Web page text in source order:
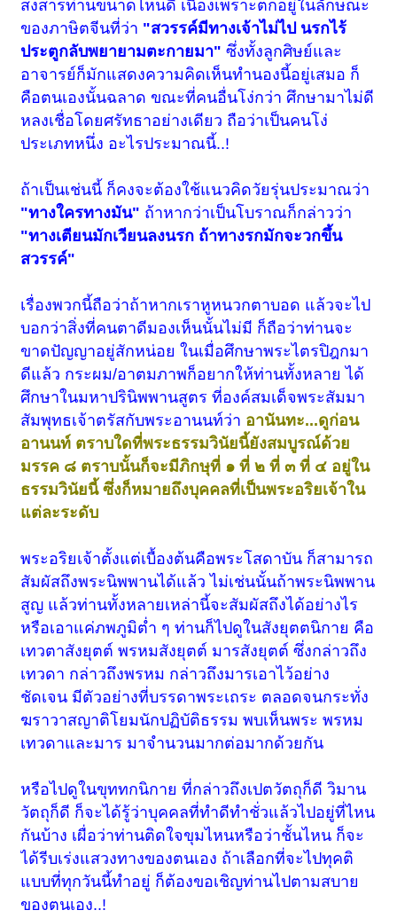
สงสารท่านขนาดไหนดี เนื่องเพราะตกอยู่ในลักษณะ
ของภาษิตจีนที่ว่า "สวรรค์มีทางเจ้าไม่ไป นรกไร้
ประตูกลับพยายามตะกายมา" ซึ่งทั้งลูกศิษย์และ
อาจารย์ก็มักแสดงความคิดเห็นทำนองนี้อยู่เสมอ ก็
คือตนเองนั้นฉลาด ขณะที่คนอื่นโง่กว่า ศึกษามาไม่ดี
หลงเชื่อโดยศรัทธาอย่างเดียว ถือว่าเป็นคนโง่
ประเภทหนึ่ง อะไรประมาณนี้..!
ถ้าเป็นเช่นนี้ ก็คงจะต้องใช้แนวคิดวัยรุ่นประมาณว่า
"ทางใครทางมัน" ถ้าหากว่าเป็นโบราณก็กล่าวว่า
"ทางเตียนมักเวียนลงนรก ถ้าทางรกมักจะวกขึ้น
สวรรค์"
เรื่องพวกนี้ถือว่าถ้าหากเราหูหนวกตาบอด แล้วจะไป
บอกว่าสิ่งที่คนตาดีมองเห็นนั้นไม่มี ก็ถือว่าท่านจะ
ขาดปัญญาอยู่สักหน่อย ในเมื่อศึกษาพระไตรปิฎกมา
ดีแล้ว กระผม/อาตมภาพก็อยากให้ท่านทั้งหลาย ได้
ศึกษาในมหาปรินิพพานสูตร ที่องค์สมเด็จพระสัมมา
สัมพุทธเจ้าตรัสกับพระอานนท์ว่า อานันทะ...ดูก่อน
อานนท์ ตราบใดที่พระธรรมวินัยนี้ยังสมบูรณ์ด้วย
มรรค ๘ ตราบนั้นก็จะมีภิกษุที่ ๑ ที่ ๒ ที่ ๓ ที่ ๔ อยู่ใน
ธรรมวินัยนี้ ซึ่งก็หมายถึงบุคคลที่เป็นพระอริยเจ้าใน
แต่ละระดับ
พระอริยเจ้าตั้งแต่เบื้องต้นคือพระโสดาบัน ก็สามารถ
สัมผัสถึงพระนิพพานได้แล้ว ไม่เช่นนั้นถ้าพระนิพพาน
สูญ แล้วท่านทั้งหลายเหล่านี้จะสัมผัสถึงได้อย่างไร
หรือเอาแค่ภพภูมิต่ำ ๆ ท่านก็ไปดูในสังยุตตนิกาย คือ
เทวตาสังยุตต์ พรหมสังยุตต์ มารสังยุตต์ ซึ่งกล่าวถึง
เทวดา กล่าวถึงพรหม กล่าวถึงมารเอาไว้อย่าง
ชัดเจน มีตัวอย่างที่บรรดาพระเถระ ตลอดจนกระทั่ง
ฆราวาสญาติโยมนักปฏิบัติธรรม พบเห็นพระ พรหม
เทวดาและมาร มาจำนวนมากต่อมากด้วยกัน
หรือไปดูในขุททกนิกาย ที่กล่าวถึงเปตวัตถุก็ดี วิมาน
วัตถุก็ดี ก็จะได้รู้ว่าบุคคลที่ทำดีทำชั่วแล้วไปอยู่ที่ไหน
กันบ้าง เผื่อว่าท่านติดใจขุมไหนหรือว่าชั้นไหน ก็จะ
ได้รีบเร่งแสวงทางของตนเอง ถ้าเลือกที่จะไปทุคติ
แบบที่ทุกวันนี้ทำอยู่ ก็ต้องขอเชิญท่านไปตามสบาย
ของตนเอง..!